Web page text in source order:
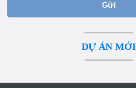
Gửi
DỰ ÁN MỚI